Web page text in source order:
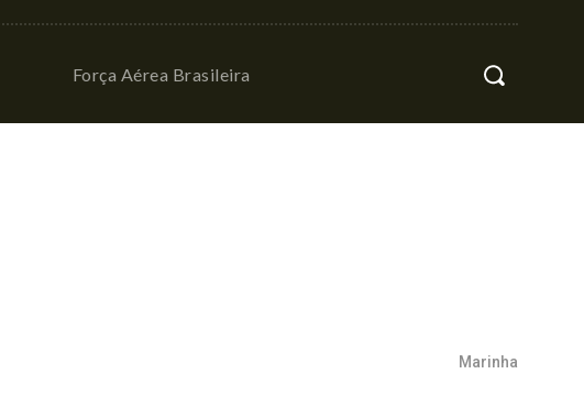
Força Aérea Brasileira
Marinha